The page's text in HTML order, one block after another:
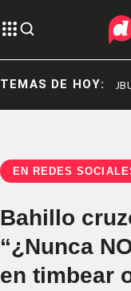
TEMAS DE HOY:
2026 CHUBUT
EN REDES
Bahillo
“¿Nunca
en timbear